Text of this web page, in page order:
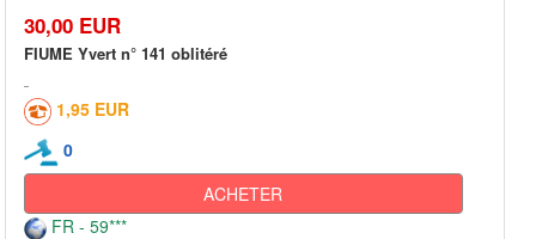
30,00 EUR
FIUME Yvert n° 141 oblitéré
1,95 EUR
0
ACHETER
FR - 59***